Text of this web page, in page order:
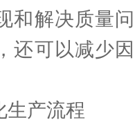
和解决质量
还可以减少
产流程